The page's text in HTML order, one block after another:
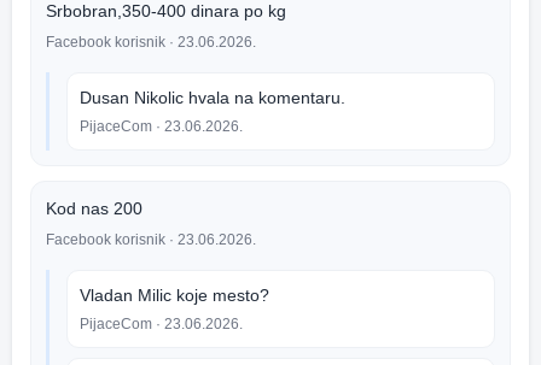
Srbobran,350-400 dinara po kg
Facebook korisnik · 23.06.2026.
Dusan Nikolic hvala na komentaru.
PijaceCom · 23.06.2026.
Kod nas 200
Facebook korisnik · 23.06.2026.
Vladan Milic koje mesto?
PijaceCom · 23.06.2026.